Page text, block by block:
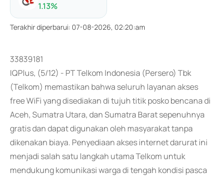
1.13%
Terakhir diperbarui: 07-08-2026, 02:20:am
33839181
IQPlus, (5/12) - PT Telkom Indonesia (Persero) Tbk
(Telkom) memastikan bahwa seluruh layanan akses
free WiFi yang disediakan di tujuh titik posko bencana di
Aceh, Sumatra Utara, dan Sumatra Barat sepenuhnya
gratis dan dapat digunakan oleh masyarakat tanpa
dikenakan biaya. Penyediaan akses internet darurat ini
menjadi salah satu langkah utama Telkom untuk
mendukung komunikasi warga di tengah kondisi pasca